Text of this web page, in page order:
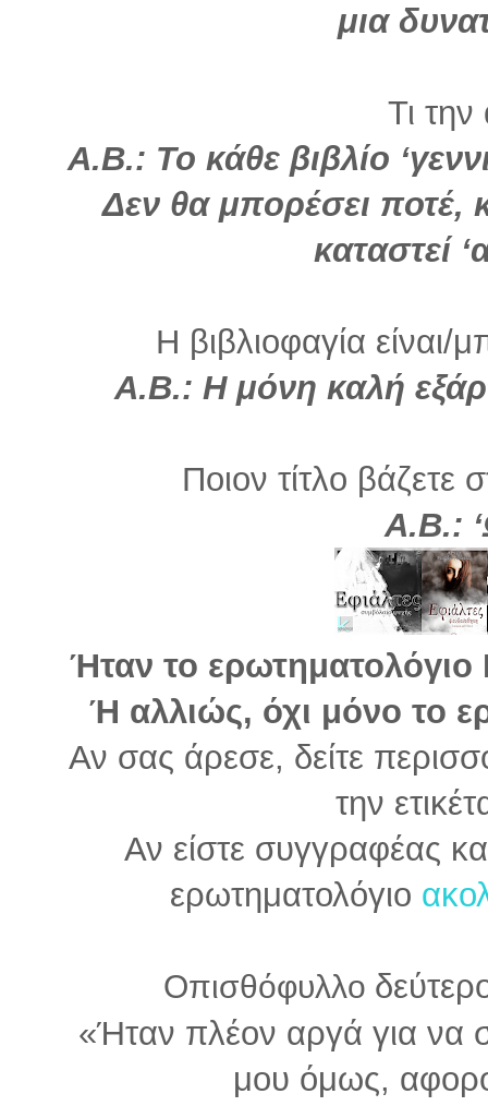
μια
Τι
Α.Β.: Το κάθε βιβλίο
Δεν θα μπορέσει ποτέ,
καταστεί
Η βιβλιοφαγία είναι/
Α.Β.: Η μόνη καλή
Ποιον τίτλο βάζετε
Α.Β.:
Ήταν το ερωτηματολόγιο
Ή αλλιώς, όχι μόνο το
Αν σας άρεσε, δείτε
την
Αν είστε συγγραφέας
ερωτηματολόγιο
Οπισθόφυλλο
«Ήταν πλέον αργά για
μου όμως,